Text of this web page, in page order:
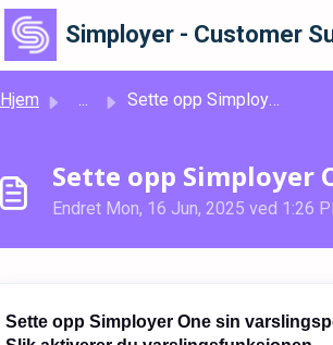
Gå til hovedinnhold
Simployer - Customer
Hjem ... Sette opp Simployer One sin varslingsportal
Sette opp Simployer
Endret Mon, 16 Jun, 2025 ved 1:26
Sette opp Simployer One sin